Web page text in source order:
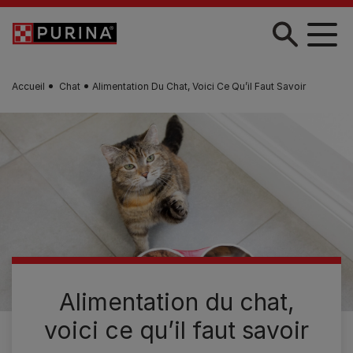
Skip to main content
Accueil Chat Alimentation Du Chat, Voici Ce Qu’il Faut Savoir
Alimentation du chat,
voici ce qu’il faut savoir